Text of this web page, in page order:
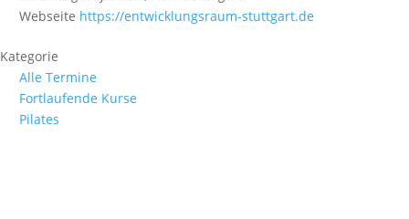
Webseite https://entwicklungsraum-stuttgart.de
Kategorie
Alle Termine
Fortlaufende Kurse
Pilates